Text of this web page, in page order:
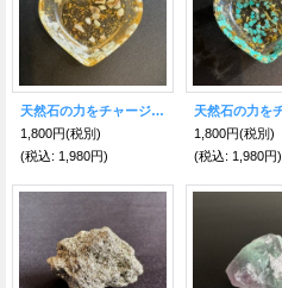
天然石の力をチャージ！ハート型トレー♡アマゾナイト
1,800円(税別)
(税込: 1,980円)
1,800円(税別)
(税込: 1,980円)